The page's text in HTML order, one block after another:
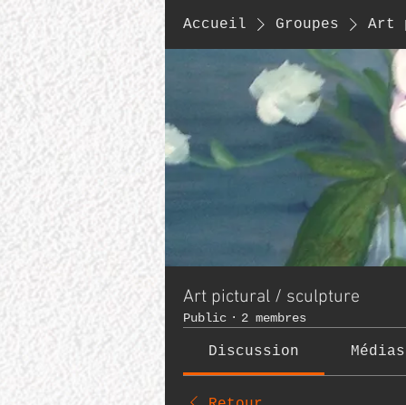
Accueil Groupes Art
Art pictural / sculpture
Public · 2 membres
Discussion Médias